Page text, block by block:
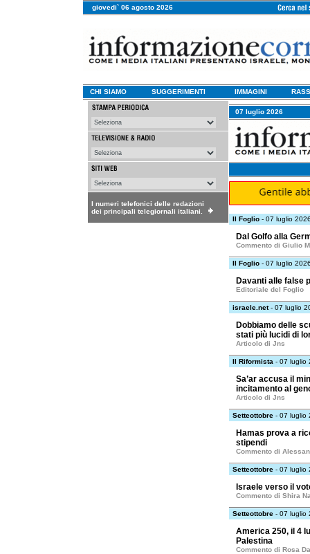
giovedi` 06 agosto 2026
CHI SIAMO SUGGERIMENTI IMMAGINI
I numeri telefonici delle redazioni
dei principali telegiornali italiani.
07 luglio 2026
Il Foglio - 07 luglio
Dal Golfo alla
Commento di Giulio
Il Foglio - 07 luglio
Davanti alle false
Editoriale del Foglio
israele.net- 07 luglio
Dobbiamo delle
stati più lucidi di
Articolo di Jns
Il Riformista - 07 luglio
Sa’ar accusa il
incitamento al
Articolo di Jns
Setteottobre - 07 luglio
Hamas prova a
stipendi
Commento di
Setteottobre - 07 luglio
Israele verso il
Commento di Shira
Setteottobre - 07 luglio
America 250, il 4
Palestina
Commento di Rosa